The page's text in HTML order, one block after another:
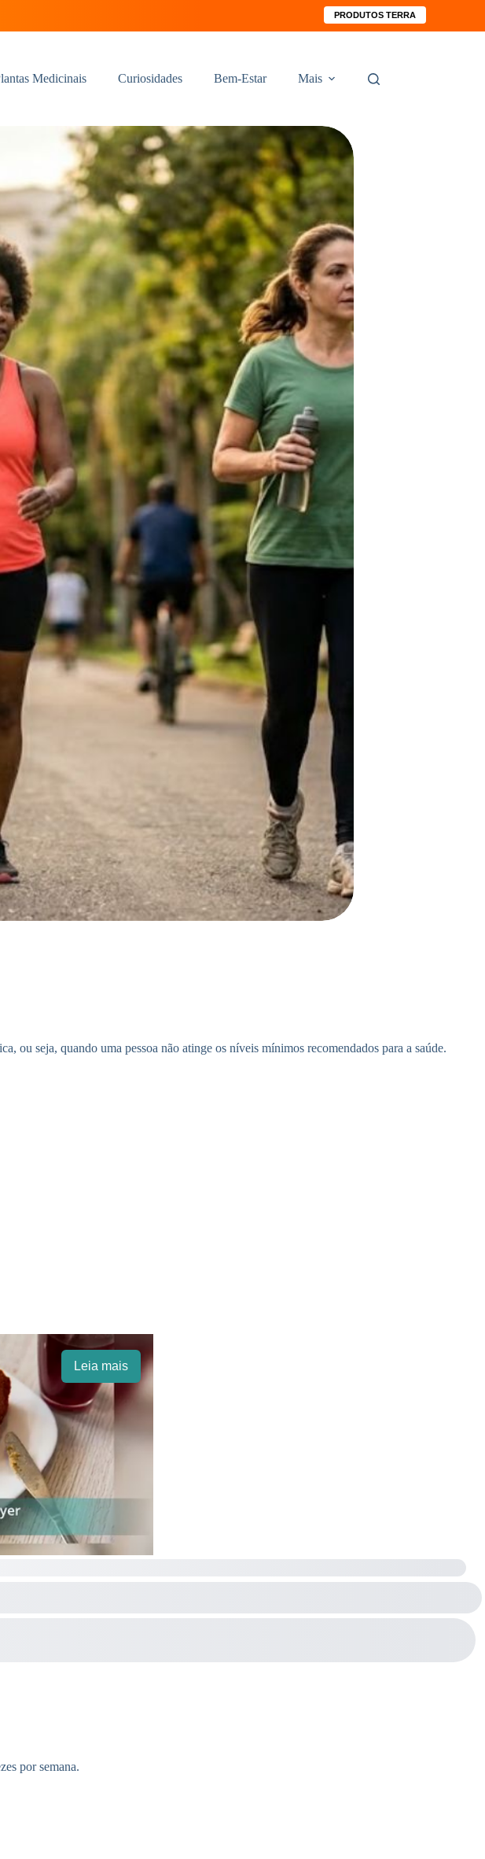
PRODUTOS TERRA
Medicinais Curiosidades Bem-Estar Mais
ou seja, quando uma pessoa não atinge os níveis mínimos recomendados para a saúde.
Leia mais
por semana.